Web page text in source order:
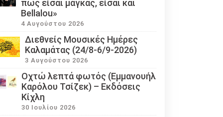
πως είσαι μάγκας, είσαι και
Bellalou»
4 Αυγούστου 2026
Διεθνείς Μουσικές Ημέρες
Καλαμάτας (24/8-6/9-2026)
3 Αυγούστου 2026
Οχτώ λεπτά φωτός (Εμμανουήλ
Καρόλου Τσίζεκ) – Εκδόσεις
Κίχλη
30 Ιουλίου 2026